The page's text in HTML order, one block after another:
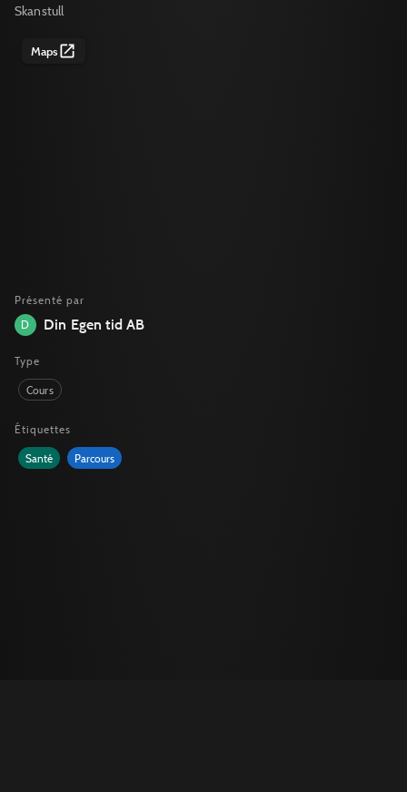
Skanstull
Maps
Présenté par
D
Din Egen tid AB
Type
Cours
Étiquettes
Santé Parcours